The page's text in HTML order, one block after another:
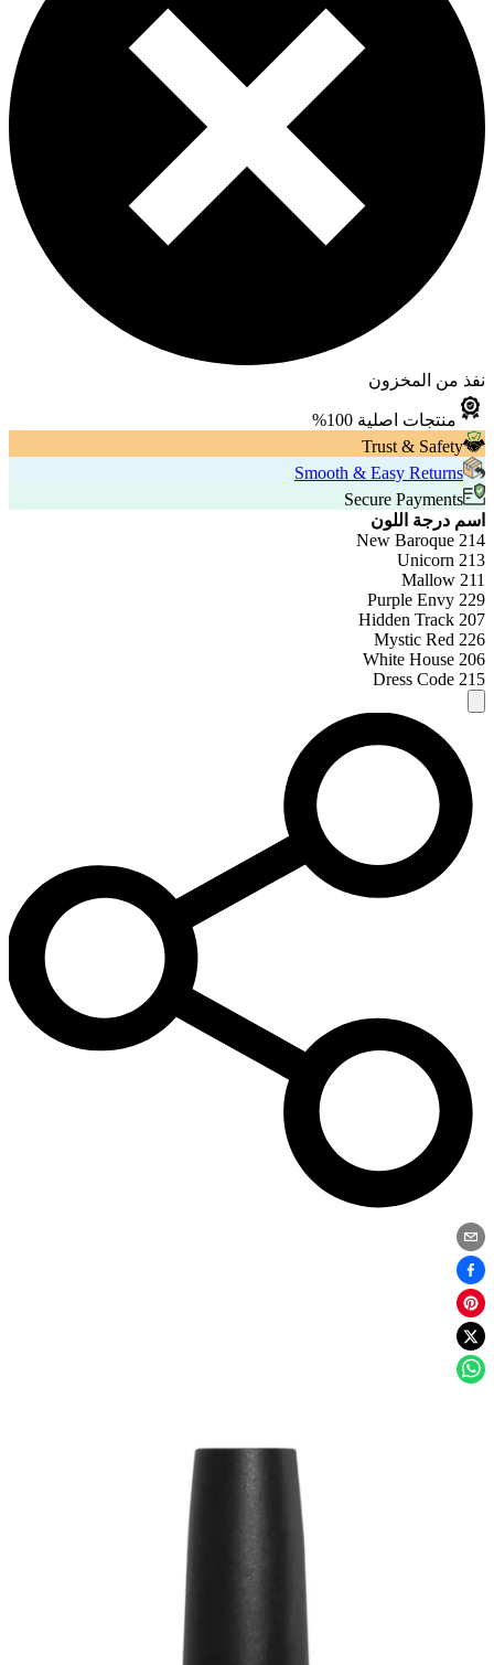
نفذ من المخزون
منتجات اصلية 100%
Trust & Safety
Smooth & Easy Returns
Secure Payments
اسم درجة اللون
214 New Baroque
213 Unicorn
211 Mallow
229 Purple Envy
207 Hidden Track
226 Mystic Red
206 White House
215 Dress Code